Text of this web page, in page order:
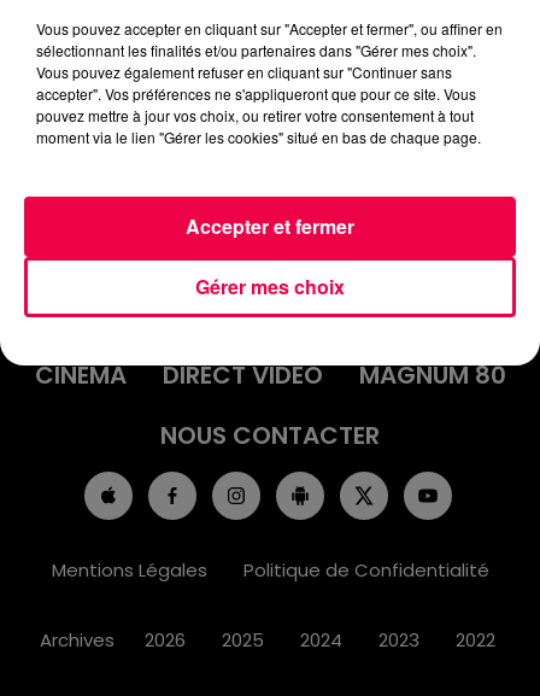
ACCUEIL INFOS
EMISSIONS
AGENDA
JEUX
PODCASTS
CINÉMA
DIRECT VIDÉO
MAGNUM 80
NOUS CONTACTER
Mentions Légales Politique de Confidentialité
Archives 2026 2025 2024 2023 2022
Vous pouvez accepter en cliquant sur "Accepter et fermer", ou affiner en
sélectionnant les finalités et/ou partenaires dans "Gérer mes choix".
Vous pouvez également refuser en cliquant sur "Continuer sans
accepter". Vos préférences ne s'appliqueront que pour ce site. Vous
pouvez mettre à jour vos choix, ou retirer votre consentement à tout
moment via le lien "Gérer les cookies" situé en bas de chaque page.
Gérer mes choix
Accepter et fermer